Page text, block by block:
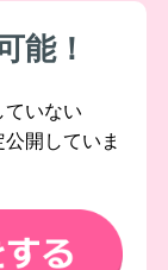
能！
ていない
開していま